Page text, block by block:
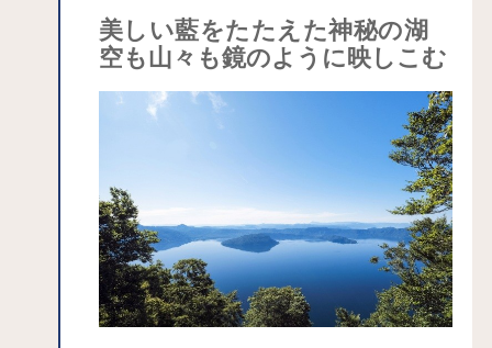
あり、それぞれの環状列石を取り囲む
ように、掘立柱建物跡、土坑・貯蔵
穴、遺物廃棄域が同心円状に配置され
ています。
美しい藍をたたえた神秘の湖
空も山々も鏡のように映しこむ